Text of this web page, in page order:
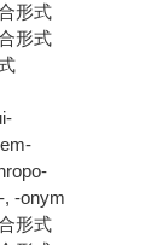
形式
形式
, -onym
形式